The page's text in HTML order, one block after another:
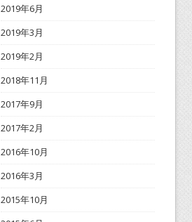
2019年6月
2019年3月
2019年2月
2018年11月
2017年9月
2017年2月
2016年10月
2016年3月
2015年10月